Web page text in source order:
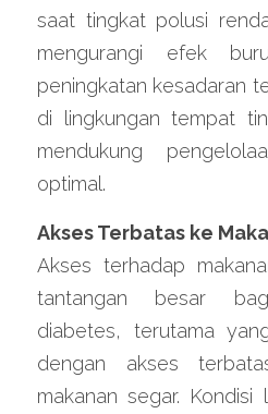
saat tingkat polusi
mengurangi efek
peningkatan kesadaran
di lingkungan tempat
mendukung
optimal.
Akses Terbatas ke
Akses terhadap
tantangan besar
diabetes, terutama
dengan akses
makanan segar. Kondisi